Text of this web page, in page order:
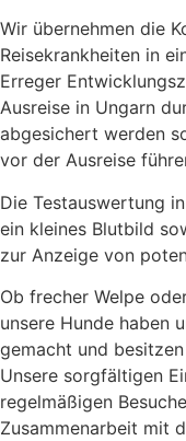
Wir übernehmen die
Reisekrankheiten in
Erreger
Ausreise in Ungarn
abgesichert werden
vor der Ausreise
Die Testauswertung
ein kleines Blutbild
zur Anzeige von
Ob frecher Welpe
unsere Hunde haben
gemacht und
Unsere sorgfältigen
regelmäßigen
Zusammenarbeit mit